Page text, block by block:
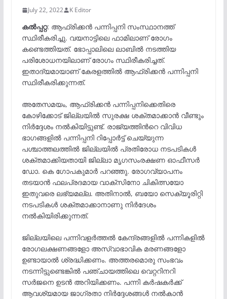
July 22, 2022 K Editor
കൽപ്പറ്റ: ആഫ്രിക്കൻ പന്നിപ്പനി സംസ്ഥാനത്ത്
സ്ഥിരീകരിച്ചു. വയനാട്ടിലെ ഫാമിലാണ് രോഗം
കണ്ടെത്തിയത്. ഭോപ്പാലിലെ ലാബിൽ നടത്തിയ
പരിശോധനയിലാണ് രോഗം സ്ഥിരീകരിച്ചത്.
ഇതാദ്യമായാണ് കേരളത്തിൽ ആഫ്രിക്കൻ പന്നിപ്പനി
സ്ഥിരീകരിക്കുന്നത്.
അതേസമയം, ആഫ്രിക്കൻ പന്നിപ്പനിക്കെതിരെ
കോഴിക്കോട് ജില്ലയിൽ സുരക്ഷ ശക്തമാക്കാൻ വീണ്ടും
നിർദ്ദേശം നൽകിയിട്ടുണ്ട്. രാജ്യത്തിന്‍റെ വിവിധ
ഭാഗങ്ങളിൽ പന്നിപ്പനി റിപ്പോർട്ട് ചെയ്യുന്ന
പശ്ചാത്തലത്തിൽ ജില്ലയിൽ പ്രതിരോധ നടപടികൾ
ശക്തമാക്കിയതായി ജില്ലാ മൃഗസംരക്ഷണ ഓഫീസർ
ഡോ. കെ ഗോപകുമാർ പറഞ്ഞു. രോഗവ്യാപനം
തടയാൻ ഫലപ്രദമായ വാക്സിനോ ചികിത്സയോ
ഇതുവരെ ലഭ്യമല്ല. അതിനാൽ, ബയോ സെക്യൂരിറ്റി
നടപടികൾ ശക്തമാക്കാനാണു നിർദേശം
നൽ‍കിയിരിക്കുന്നത്.
ജില്ലയിലെ പന്നിവളർത്തൽ കേന്ദ്രങ്ങളിൽ പന്നികളിൽ
രോഗലക്ഷണങ്ങളോ അസ്വാഭാവിക മരണങ്ങളോ
ഉണ്ടായാൽ ശ്രദ്ധിക്കണം. അത്തരമൊരു സംഭവം
നടന്നിട്ടുണ്ടെങ്കിൽ പഞ്ചായത്തിലെ വെറ്ററിനറി
സർജനെ ഉടൻ അറിയിക്കണം. പന്നി കർഷകർക്ക്
ആവശ്യമായ ജാഗ്രതാ നിർദ്ദേശങ്ങൾ നൽകാൻ